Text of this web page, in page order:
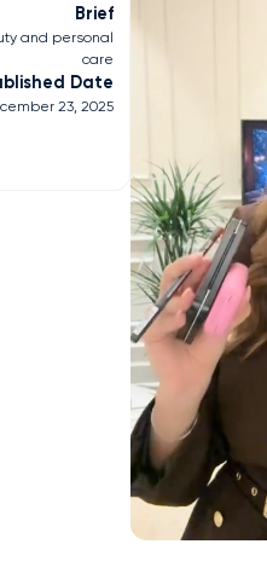
Brief
and personal
care
Date
23, 2025